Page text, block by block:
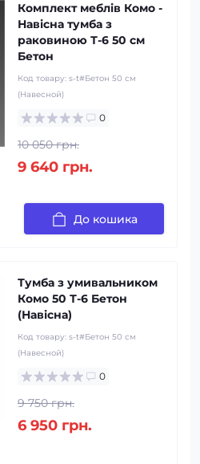
Комплект меблів Комо -
Навісна тумба з
раковиною Т-6 50 см
Бетон
Код товару: s-t#Бетон 50 см
(Навесной)
0
10 050 грн.
9 640 грн.
До кошика
Тумба з умивальником
Комо 50 Т-6 Бетон
(Навісна)
Код товару: s-t#Бетон 50 см
(Навесной)
0
9 750 грн.
6 950 грн.